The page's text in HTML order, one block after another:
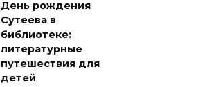
День рождения
Сутеева в
библиотеке:
литературные
путешествия для
детей